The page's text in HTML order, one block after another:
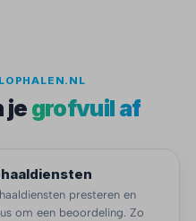
je grofvuil af
presteren en
om een beoordeling. Zo